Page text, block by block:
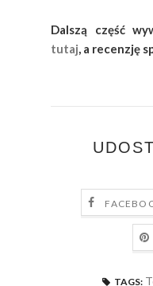
Dalszą część
tutaj, a recenzję
TAGS: